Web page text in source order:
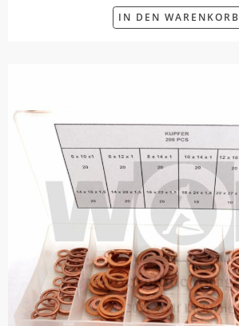
IN DEN WARENKORB